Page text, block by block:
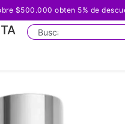
$500.000 obten 5% de